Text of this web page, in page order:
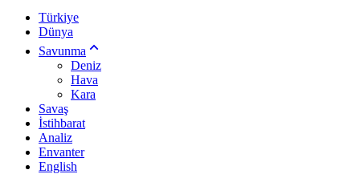
Türkiye
Dünya
Savunma
Deniz
Hava
Kara
Savaş
İstihbarat
Analiz
Envanter
English